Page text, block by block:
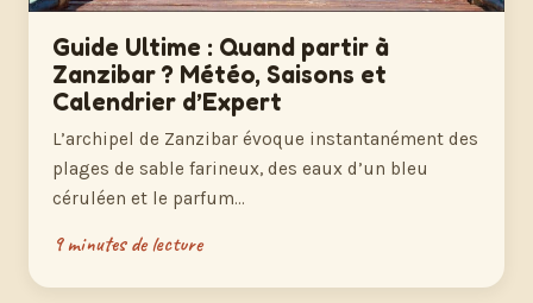
Guide Ultime : Quand partir à
Zanzibar ? Météo, Saisons et
Calendrier d’Expert
L’archipel de Zanzibar évoque instantanément des
plages de sable farineux, des eaux d’un bleu
céruléen et le parfum…
9 minutes de lecture